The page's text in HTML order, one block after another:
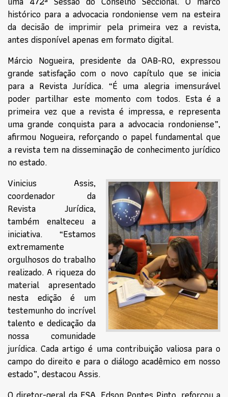
histórico para a advocacia rondoniense vem na esteira
da decisão de imprimir pela primeira vez a revista,
antes disponível apenas em formato digital.
Márcio Nogueira, presidente da OAB-RO, expressou
grande satisfação com o novo capítulo que se inicia
para a Revista Jurídica. “É uma alegria imensurável
poder partilhar este momento com todos. Esta é a
primeira vez que a revista é impressa, e representa
uma grande conquista para a advocacia rondoniense”,
afirmou Nogueira, reforçando o papel fundamental que
a revista tem na disseminação de conhecimento jurídico
no estado.
Vinicius Assis,
coordenador da
Revista Jurídica,
também enalteceu a
iniciativa. “Estamos
extremamente
orgulhosos do trabalho
realizado. A riqueza do
material apresentado
nesta edição é um
testemunho do incrível
talento e dedicação da
nossa comunidade
jurídica. Cada artigo é uma contribuição valiosa para o
campo do direito e para o diálogo acadêmico em nosso
estado”, destacou Assis.